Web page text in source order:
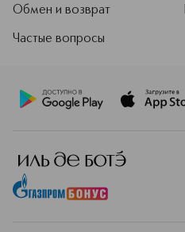
Обмен и возврат
Частые вопросы